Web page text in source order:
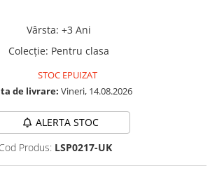
Vârsta: +3 Ani
Colecţie: Pentru clasa
STOC EPUIZAT
de livrare: Vineri, 14.08.2026
ALERTA STOC
Cod Produs: LSP0217-UK